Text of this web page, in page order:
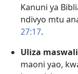
Kanuni ya
ndivyo mtu
27:17.
Uliza
maoni yao,